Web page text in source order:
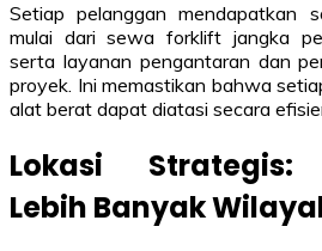
Setiap pelanggan mendapatkan
mulai dari sewa forklift jangka
serta layanan pengantaran dan
proyek. Ini memastikan bahwa
alat berat dapat diatasi secara
Lokasi Strategis:
Lebih Banyak